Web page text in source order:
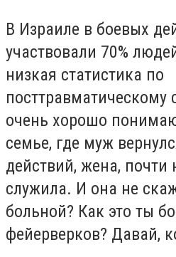
В Израиле в боевых
участвовали 70%
низкая статистика по
очень хорошо
семье, где муж
действий, жена, почти
служила. И она не
больной? Как это ты
фейерверков? Давай,